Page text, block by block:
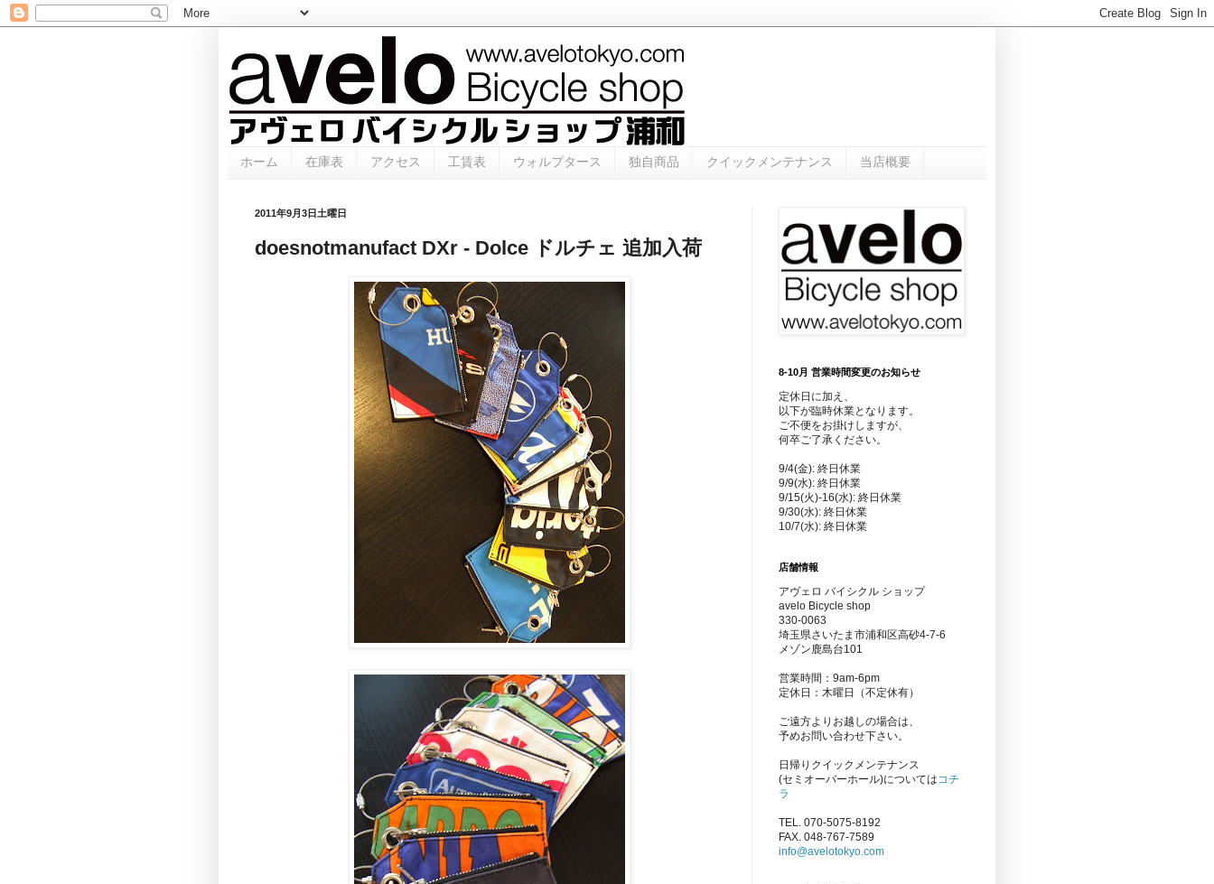
ホーム 在庫表 アクセス 工賃表 ウォルプタース 独自商品 クイックメンテナンス 当店概要
2011年9月3日土曜日
doesnotmanufact DXr - Dolce ドルチェ 追加入荷
8-10月 営業時間変更のお知らせ
定休日に加え、
以下が臨時休業となります。
ご不便をお掛けしますが、
何卒ご了承ください。
9/4(金): 終日休業
9/9(水): 終日休業
9/15(火)-16(水): 終日休業
9/30(水): 終日休業
10/7(水): 終日休業
店舗情報
アヴェロ バイシクル ショップ
avelo Bicycle shop
330-0063
埼玉県さいたま市浦和区高砂4-7-6
メゾン鹿島台101
営業時間：9am-6pm
定休日：木曜日（不定休有）
ご遠方よりお越しの場合は、
予めお問い合わせ下さい。
日帰りクイックメンテナンス
(セミオーバーホール)については コチ
ラ
TEL. 070-5075-8192
FAX. 048-767-7589
info@avelotokyo.com